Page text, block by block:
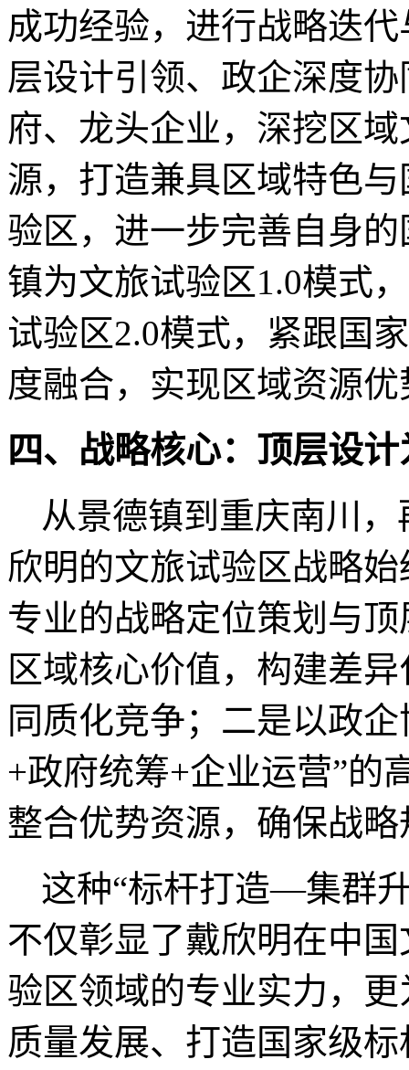
成功经验，进行战略迭
层设计引领、政企深度协
府、龙头企业，深挖区
源，打造兼具区域特色
验区，进一步完善自身
镇为文旅试验区1.0模式
试验区2.0模式，紧跟国
度融合，实现区域资源
四、战略核心：顶层设
从景德镇到重庆南川
欣明的文旅试验区战略
专业的战略定位策划与
区域核心价值，构建差
同质化竞争；二是以政
+政府统筹+企业运营”的
整合优势资源，确保战
这种“标杆打造—集群
不仅彰显了戴欣明在中
验区领域的专业实力，
质量发展、打造国家级